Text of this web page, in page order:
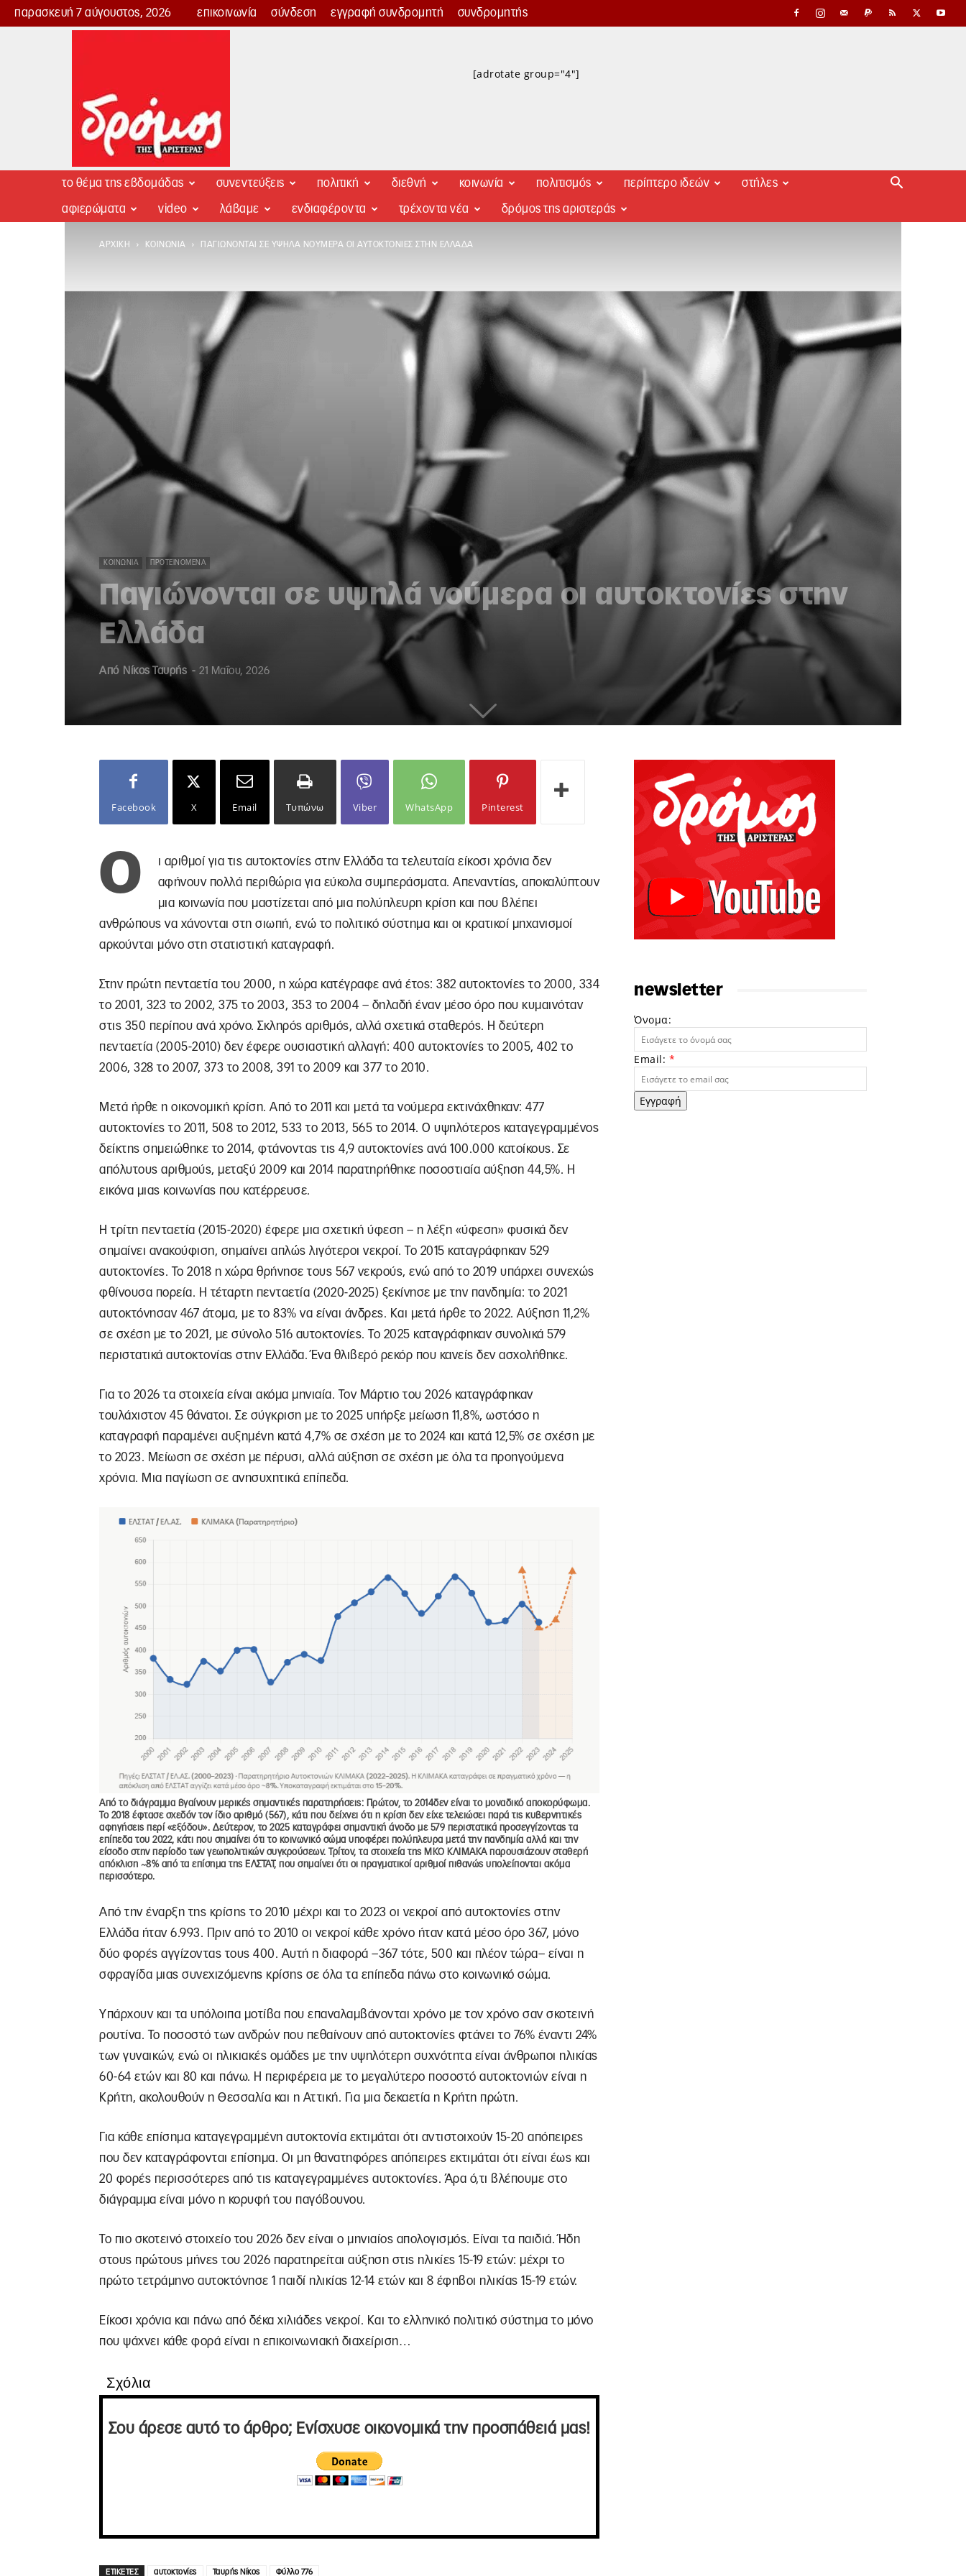
παρασκευή 7 αύγουστος, 2026 επικοινωνία σύνδεση εγγραφή συνδρομητή συνδρομητής
Δρόμος
[adrotate group="4"]
το θέμα της εβδομάδας συνεντεύξεις πολιτική διεθνή κοινωνία πολιτισμός περίπτερο ιδεών στήλες
αφιερώματα video λάβαμε ενδιαφέροντα τρέχοντα νέα δρόμος της αριστεράς
ΑΡΧΙΚΉ ΚΟΙΝΩΝΊΑ ΠΑΓΙΏΝΟΝΤΑΙ ΣΕ ΥΨΗΛΆ ΝΟΎΜΕΡΑ ΟΙ ΑΥΤΟΚΤΟΝΊΕΣ ΣΤΗΝ ΕΛΛΆΔΑ
ΚΟΙΝΩΝΊΑ ΠΡΟΤΕΙΝΌΜΕΝΑ
Παγιώνονται σε υψηλά νούμερα οι αυτοκτονίες στην
Ελλάδα
Από Νίκος Ταυρής - 21 Μαΐου, 2026
Facebook X Email Τυπώνω Viber WhatsApp Pinterest
Ο
ι αριθμοί για τις αυτοκτονίες στην Ελλάδα τα τελευταία είκοσι χρόνια δεν
αφήνουν πολλά περιθώρια για εύκολα συμπεράσματα. Απεναντίας, αποκαλύπτουν
μια κοινωνία που μαστίζεται από μια πολύπλευρη κρίση και που βλέπει
ανθρώπους να χάνονται στη σιωπή, ενώ το πολιτικό σύστημα και οι κρατικοί μηχανισμοί
αρκούνται μόνο στη στατιστική καταγραφή.
Στην πρώτη πενταετία του 2000, η χώρα κατέγραφε ανά έτος: 382 αυτοκτονίες το 2000, 334
το 2001, 323 το 2002, 375 το 2003, 353 το 2004 – δηλαδή έναν μέσο όρο που κυμαινόταν
στις 350 περίπου ανά χρόνο. Σκληρός αριθμός, αλλά σχετικά σταθερός. Η δεύτερη
πενταετία (2005-2010) δεν έφερε ουσιαστική αλλαγή: 400 αυτοκτονίες το 2005, 402 το
2006, 328 το 2007, 373 το 2008, 391 το 2009 και 377 το 2010.
Μετά ήρθε η οικονομική κρίση. Από το 2011 και μετά τα νούμερα εκτινάχθηκαν: 477
αυτοκτονίες το 2011, 508 το 2012, 533 το 2013, 565 το 2014. Ο υψηλότερος καταγεγραμμένος
δείκτης σημειώθηκε το 2014, φτάνοντας τις 4,9 αυτοκτονίες ανά 100.000 κατοίκους. Σε
απόλυτους αριθμούς, μεταξύ 2009 και 2014 παρατηρήθηκε ποσοστιαία αύξηση 44,5%. Η
εικόνα μιας κοινωνίας που κατέρρευσε.
Η τρίτη πενταετία (2015-2020) έφερε μια σχετική ύφεση – η λέξη «ύφεση» φυσικά δεν
σημαίνει ανακούφιση, σημαίνει απλώς λιγότεροι νεκροί. Το 2015 καταγράφηκαν 529
αυτοκτονίες. Το 2018 η χώρα θρήνησε τους 567 νεκρούς, ενώ από το 2019 υπάρχει συνεχώς
φθίνουσα πορεία. Η τέταρτη πενταετία (2020-2025) ξεκίνησε με την πανδημία: το 2021
αυτοκτόνησαν 467 άτομα, με το 83% να είναι άνδρες. Και μετά ήρθε το 2022. Αύξηση 11,2%
σε σχέση με το 2021, με σύνολο 516 αυτοκτονίες. Το 2025 καταγράφηκαν συνολικά 579
περιστατικά αυτοκτονίας στην Ελλάδα. Ένα θλιβερό ρεκόρ που κανείς δεν ασχολήθηκε.
Για το 2026 τα στοιχεία είναι ακόμα μηνιαία. Τον Μάρτιο του 2026 καταγράφηκαν
τουλάχιστον 45 θάνατοι. Σε σύγκριση με το 2025 υπήρξε μείωση 11,8%, ωστόσο η
καταγραφή παραμένει αυξημένη κατά 4,7% σε σχέση με το 2024 και κατά 12,5% σε σχέση με
το 2023. Μείωση σε σχέση με πέρυσι, αλλά αύξηση σε σχέση με όλα τα προηγούμενα
χρόνια. Μια παγίωση σε ανησυχητικά επίπεδα.
Από το διάγραμμα βγαίνουν μερικές σημαντικές παρατηρήσεις: Πρώτον, το 2014δεν είναι το μοναδικό αποκορύφωμα.
Το 2018 έφτασε σχεδόν τον ίδιο αριθμό (567), κάτι που δείχνει ότι η κρίση δεν είχε τελειώσει παρά τις κυβερνητικές
αφηγήσεις περί «εξόδου». Δεύτερον, το 2025 καταγράφει σημαντική άνοδο με 579 περιστατικά προσεγγίζοντας τα
επίπεδα του 2022, κάτι που σημαίνει ότι το κοινωνικό σώμα υποφέρει πολύπλευρα μετά την πανδημία αλλά και την
είσοδο στην περίοδο των γεωπολιτικών συγκρούσεων. Τρίτον, τα στοιχεία της ΜΚΟ ΚΛΙΜΑΚΑ παρουσιάζουν σταθερή
απόκλιση ~8% από τα επίσημα της ΕΛΣΤΑΤ, που σημαίνει ότι οι πραγματικοί αριθμοί πιθανώς υπολείπονται ακόμα
περισσότερο.
Από την έναρξη της κρίσης το 2010 μέχρι και το 2023 οι νεκροί από αυτοκτονίες στην
Ελλάδα ήταν 6.993. Πριν από το 2010 οι νεκροί κάθε χρόνο ήταν κατά μέσο όρο 367, μόνο
δύο φορές αγγίζοντας τους 400. Αυτή η διαφορά –367 τότε, 500 και πλέον τώρα– είναι η
σφραγίδα μιας συνεχιζόμενης κρίσης σε όλα τα επίπεδα πάνω στο κοινωνικό σώμα.
Υπάρχουν και τα υπόλοιπα μοτίβα που επαναλαμβάνονται χρόνο με τον χρόνο σαν σκοτεινή
ρουτίνα. Το ποσοστό των ανδρών που πεθαίνουν από αυτοκτονίες φτάνει το 76% έναντι 24%
των γυναικών, ενώ οι ηλικιακές ομάδες με την υψηλότερη συχνότητα είναι άνθρωποι ηλικίας
60-64 ετών και 80 και πάνω. Η περιφέρεια με το μεγαλύτερο ποσοστό αυτοκτονιών είναι η
Κρήτη, ακολουθούν η Θεσσαλία και η Αττική. Για μια δεκαετία η Κρήτη πρώτη.
Για κάθε επίσημα καταγεγραμμένη αυτοκτονία εκτιμάται ότι αντιστοιχούν 15-20 απόπειρες
που δεν καταγράφονται επίσημα. Οι μη θανατηφόρες απόπειρες εκτιμάται ότι είναι έως και
20 φορές περισσότερες από τις καταγεγραμμένες αυτοκτονίες. Άρα ό,τι βλέπουμε στο
διάγραμμα είναι μόνο η κορυφή του παγόβουνου.
Το πιο σκοτεινό στοιχείο του 2026 δεν είναι ο μηνιαίος απολογισμός. Είναι τα παιδιά. Ήδη
στους πρώτους μήνες του 2026 παρατηρείται αύξηση στις ηλικίες 15-19 ετών: μέχρι το
πρώτο τετράμηνο αυτοκτόνησε 1 παιδί ηλικίας 12-14 ετών και 8 έφηβοι ηλικίας 15-19 ετών.
Είκοσι χρόνια και πάνω από δέκα χιλιάδες νεκροί. Και το ελληνικό πολιτικό σύστημα το μόνο
που ψάχνει κάθε φορά είναι η επικοινωνιακή διαχείριση…
Σχόλια
Σου άρεσε αυτό το άρθρο; Ενίσχυσε οικονομικά την προσπάθειά μας!
ΕΤΙΚΕΤΕΣ αυτοκτονίες Ταυρής Νίκος Φύλλο 776
newsletter
Όνομα:
Email: *
Εγγραφή